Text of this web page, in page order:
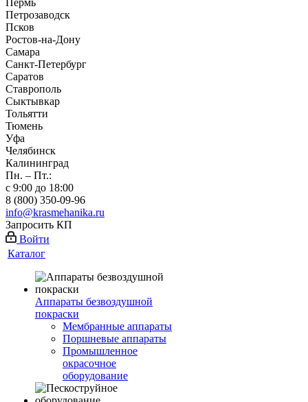
Пермь
Петрозаводск
Псков
Ростов-на-Дону
Самара
Санкт-Петербург
Саратов
Ставрополь
Сыктывкар
Тольятти
Тюмень
Уфа
Челябинск
Калининград
Пн. – Пт.:
с 9:00 до 18:00
8 (800) 350-09-96
info@krasmehanika.ru
Запросить КП
Войти
Каталог
Аппараты безвоздушной
покраски
Мембранные аппараты
Поршневые аппараты
Промышленное
окрасочное
оборудование